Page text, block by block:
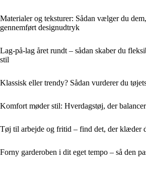
Materialer og teksturer: Sådan vælger du
gennemført designudtryk
Lag-på-lag året rundt – sådan skaber du
stil
Klassisk eller trendy? Sådan vurderer du
Komfort møder stil: Hverdagstøj, der
Tøj til arbejde og fritid – find det, der klæder
Forny garderoben i dit eget tempo – så den